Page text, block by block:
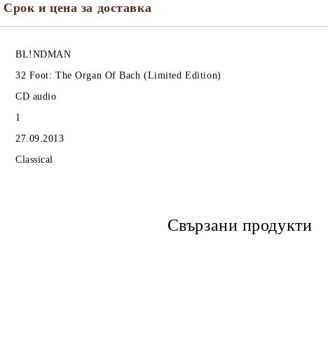
Срок и цена за доставка
BL!NDMAN
32 Foot: The Organ Of Bach (Limited Edition)
CD audio
1
27.09.2013
Classical
Свързани продукти